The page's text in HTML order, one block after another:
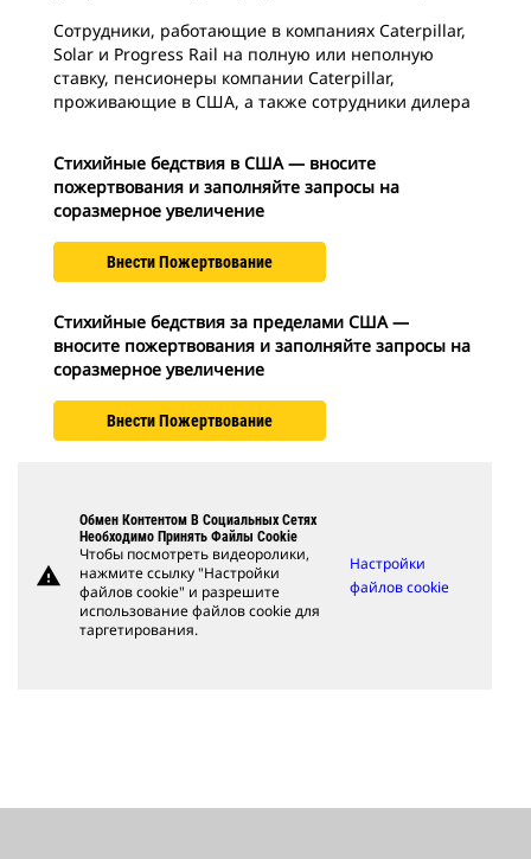
Сотрудники, работающие в компаниях Caterpillar,
Solar и Progress Rail на полную или неполную
ставку, пенсионеры компании Caterpillar,
проживающие в США, а также сотрудники дилера
Стихийные бедствия в США — вносите
пожертвования и заполняйте запросы на
соразмерное увеличение
Внести Пожертвование
Стихийные бедствия за пределами США —
вносите пожертвования и заполняйте запросы на
соразмерное увеличение
Внести Пожертвование
warning
Обмен Контентом В Социальных Сетях
Необходимо Принять Файлы Cookie
Чтобы посмотреть видеоролики,
нажмите ссылку "Настройки
файлов cookie" и разрешите
использование файлов cookie для
таргетирования.
Настройки
файлов cookie